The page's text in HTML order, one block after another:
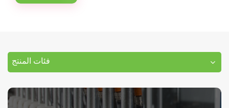
فئات المنتج